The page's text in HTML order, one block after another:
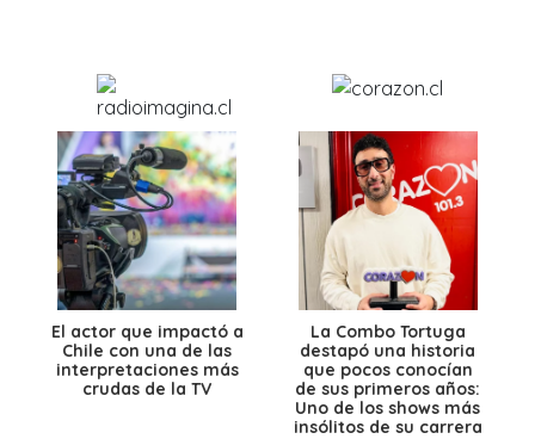
El actor que impactó a
Chile con una de las
interpretaciones más
crudas de la TV
La Combo Tortuga
destapó una historia
que pocos conocían
de sus primeros años:
Uno de los shows más
insólitos de su carrera